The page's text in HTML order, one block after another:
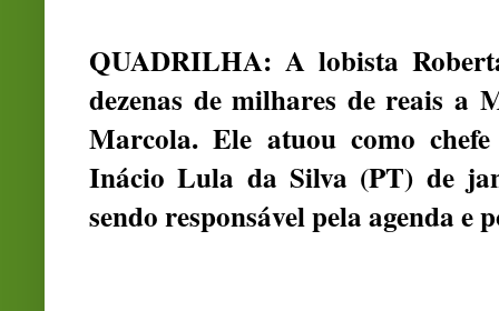
QUADRILHA: A lobista
dezenas de milhares de reais a
Marcola. Ele atuou como
Inácio Lula da Silva (PT) de
sendo responsável pela agenda e